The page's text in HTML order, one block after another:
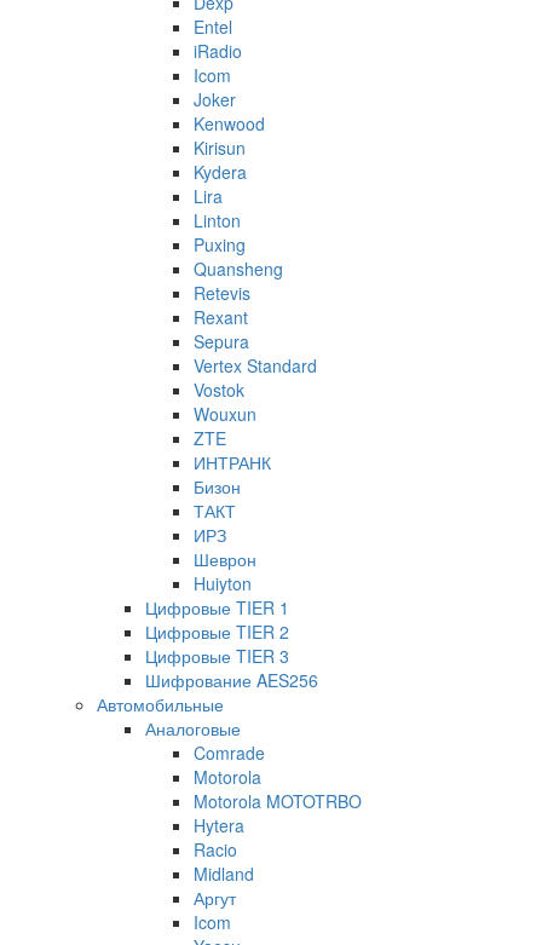
Entel
iRadio
Icom
Joker
Kenwood
Kirisun
Kydera
Lira
Linton
Puxing
Quansheng
Retevis
Rexant
Sepura
Vertex Standard
Vostok
Wouxun
ZTE
ИНТРАНК
Бизон
ТАКТ
ИРЗ
Шеврон
Huiyton
Цифровые TIER 1
Цифровые TIER 2
Цифровые TIER 3
Шифрование AES256
Автомобильные
Аналоговые
Comrade
Motorola
Motorola MOTOTRBO
Hytera
Racio
Midland
Аргут
Icom